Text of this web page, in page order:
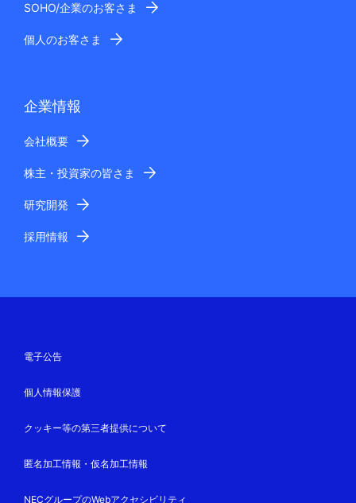
SOHO/企業のお客さま
個人のお客さま
企業情報
会社概要
株主・投資家の皆さま
研究開発
採用情報
電子公告
個人情報保護
クッキー等の第三者提供について
匿名加工情報・仮名加工情報
NECグループのWebアクセシビリティ